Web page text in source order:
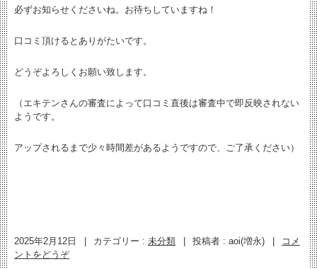
必ずお知らせくださいね。お待ちしていますね！
口コミ頂けるとありがたいです。
どうぞよろしくお願い致します。
（エキテンさんの審査によって口コミ直後は審査中で即反映されない
ようです。
アップされるまで少々時間差があるようですので、ご了承ください）
2025年2月12日 カテゴリー : 未分類 投稿者 : aoi(増永)
コメ
ントをどうぞ